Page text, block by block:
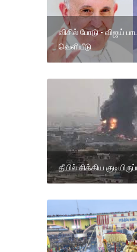
விசில் போடு - விஜய்
வெளியீடு
தீயில் சிக்கிய